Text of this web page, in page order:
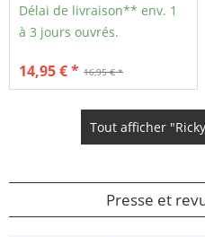
Délai de livraison** env. 1
à 3 jours ouvrés.
16,95 € *
14,95 € *
Tout afficher
Presse et